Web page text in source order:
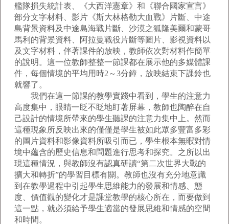
艦隊損失統計表、《大西洋憲章》和《聯合國家宣言》
部分文字材料、影片《斯大林格勒大血戰》片斷、中途
島背景資料及中途島海戰片斷、沙漠之狐隆美爾和蒙哥
馬利的背景資料、阿拉曼戰役片斷等圖片、影視資料以
及文字材料，伴著課件的放映，教師依次對材料作簡單
的說明。這一位教師整整一節課都在展示他的多媒體課
件，每個情境的平均用時2～3分鐘，放映結束下課鈴也
就響了。
我們在這一節課的教學實踐中看到，學生的注意力
高度集中，眼睛一眨不眨地盯著屏幕，教師也陶醉在自
己設計的情境所帶來的學生聽課的注意力集中上。然而
這種現象所反映出來的僅僅是學生被如此眾多豐富多彩
的圖片資料和影像資料所吸引而已，學生根本無暇對情
境中蘊含的歷史信息和問題進行思考和探究。之所以出
現這種情況，與教師沒有認真研讀“第二次世界大戰的
擴大和轉折”的學習目標有關。教師也沒有充分地意識
到在教學過程中引起學生思維能力的發展和情感、態
度、價值觀的變化才是課堂教學的核心所在，而要做到
這一點，就必須給予學生適當的發展思維和情感的空間
和時間。